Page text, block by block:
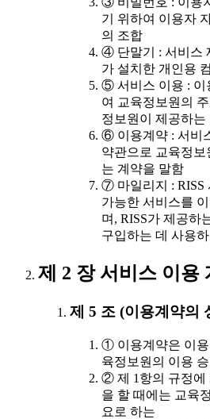
기 위하여 이용자
의 조합
④ 단말기 : 서비스
가 설치한 개인용
⑤ 서비스 이용 : 이
여 교육정보원의
정보원이 제공하는
⑥ 이용계약 : 서비
약관으로 교육정
는 계약을 말함
⑦ 마일리지 : RISS
가능한 서비스를
며, RISS가 제공하
구입하는 데 사용
제 2 장 서비스 이용
제 5 조 (이용계약의
① 이용계약은 이용
육정보원의 이용
② 제 1항의 규정에
을 할 때에는 교육
요로 하는